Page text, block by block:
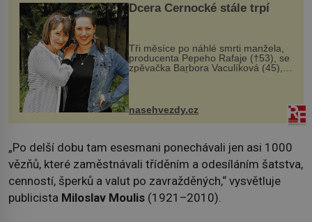
Dcera Černocké stále trpí
Tři měsíce po náhlé smrti manžela,
producenta Pepeho Rafaje (†53), se
zpěvačka Barbora Vaculíková (45),
dcera Petry Černocké (75), poprvé
ozvala veřejnosti. Na sociální síti
sdílela, že se snaží fung...
nasehvezdy.cz
„Po delší dobu tam esesmani ponechávali jen asi 1000
vězňů, které zaměstnávali tříděním a odesíláním šatstva,
cenností, šperků a valut po zavražděných,“ vysvětluje
publicista Miloslav Moulis (1921–2010).